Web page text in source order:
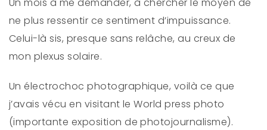
Un mois à me demander, à chercher le moyen de
ne plus ressentir ce sentiment d’impuissance.
Celui-là sis, presque sans relâche, au creux de
mon plexus solaire.
Un électrochoc photographique, voilà ce que
j’avais vécu en visitant le World press photo
(importante exposition de photojournalisme).